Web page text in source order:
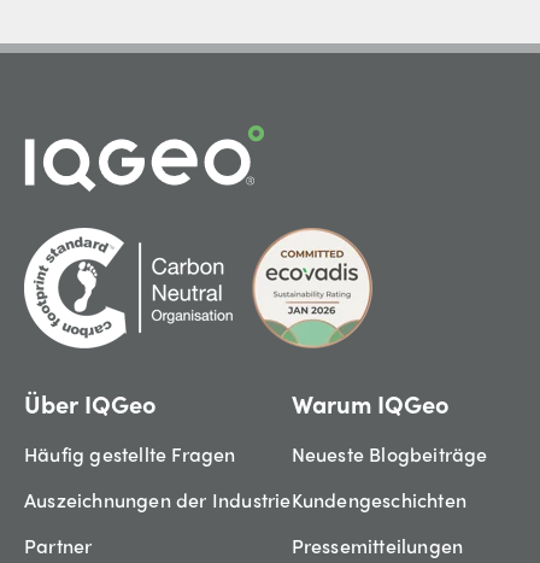
Über IQGeo
Häufig gestellte Fragen
Auszeichnungen der Industrie
Partner
Warum IQGeo
Neueste Blogbeiträge
Kundengeschichten
Pressemitteilungen